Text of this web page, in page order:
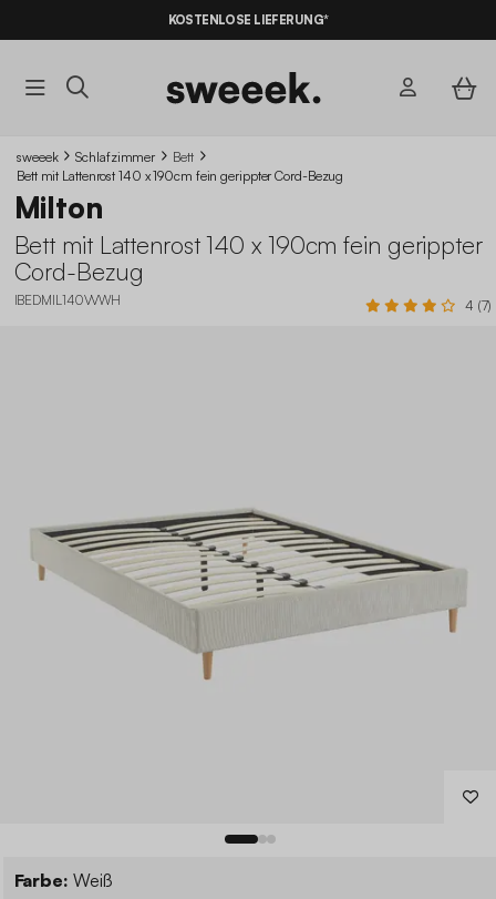
AUF DER SCHNÄPPCHEN* MIT DEM CODE
KOSTENLOSE LIEFERUNG*
sweeek Schlafzimmer
Bett
Bett mit Lattenrost 140 x 190cm fein gerippter Cord-Bezug
Milton
Bett mit Lattenrost 140 x 190cm fein gerippter
Cord-Bezug
IBEDMIL140VVWH 4 (7)
Farbe: Weiß